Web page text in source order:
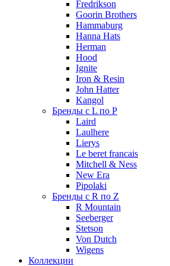
Fredrikson
Goorin Brothers
Hammaburg
Hanna Hats
Herman
Hood
Ignite
Iron & Resin
John Hatter
Kangol
Бренды с L по P
Laird
Laulhere
Lierys
Le beret francais
Mitchell & Ness
New Era
Pipolaki
Бренды с R по Z
R Mountain
Seeberger
Stetson
Von Dutch
Wigens
Коллекции